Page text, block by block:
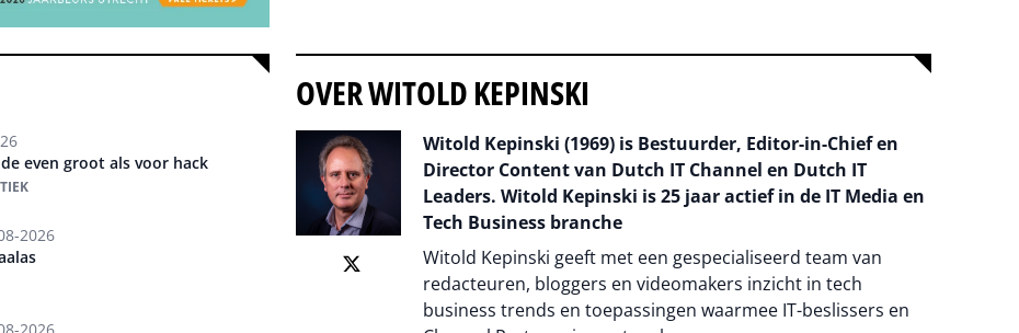
even groot als voor hack
2026
OVER WITOLD KEPINSKI
Witold Kepinski (1969) is Bestuurder, Editor-in-Chief en
Director Content van Dutch IT Channel en Dutch IT
Leaders. Witold Kepinski is 25 jaar actief in de IT Media en
Tech Business branche
Witold Kepinski geeft met een gespecialiseerd team van
redacteuren, bloggers en videomakers inzicht in tech
business trends en toepassingen waarmee IT-beslissers en